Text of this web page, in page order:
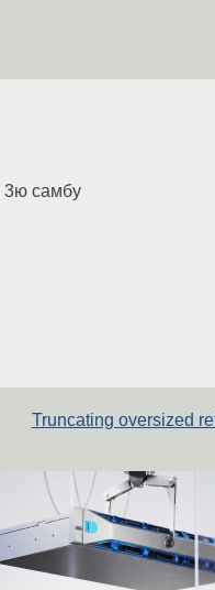
3ю самбу
Truncating oversized